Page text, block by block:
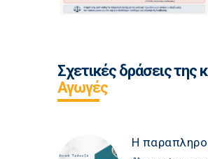
Σχετικές δράσεις της
Αγωγές
Η